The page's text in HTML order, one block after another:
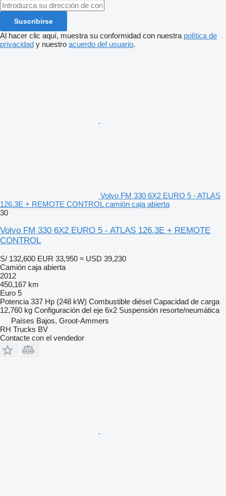
Suscribirse
Al hacer clic aquí, muestra su conformidad con nuestra política de
privacidad y nuestro acuerdo del usuario.
Volvo FM 330 6X2 EURO 5 - ATLAS
126.3E + REMOTE CONTROL camión caja abierta
30
Volvo FM 330 6X2 EURO 5 - ATLAS 126.3E + REMOTE
CONTROL
S/ 132,600 EUR 33,950 ≈ USD 39,230
Camión caja abierta
2012
450,167 km
Euro 5
Potencia 337 Hp (248 kW) Combustible diésel Capacidad de carga
12,760 kg Configuración del eje 6x2 Suspensión resorte/neumática
Países Bajos, Groot-Ammers
RH Trucks BV
Contacte con el vendedor